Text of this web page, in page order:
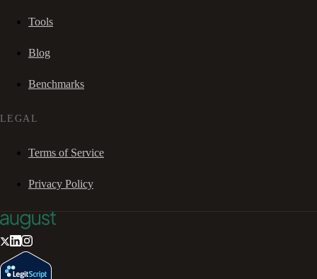
Tools
Blog
Benchmarks
LEGAL
Terms of Service
Privacy Policy